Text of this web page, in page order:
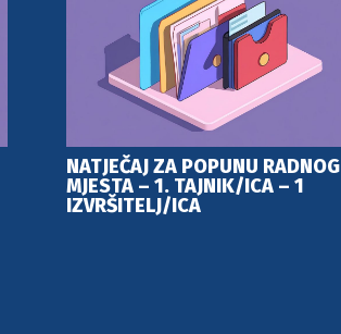
NATJEČAJ ZA POPUNU RADNOG
MJESTA – 1. TAJNIK/ICA – 1
IZVRŠITELJ/ICA